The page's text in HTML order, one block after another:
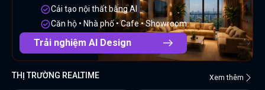
Cải tạo nội thất bằng AI
Căn hộ • Nhà phố • Cafe • Showroom
Trải nghiệm AI Design
THỊ TRƯỜNG REALTIME Xem thêm